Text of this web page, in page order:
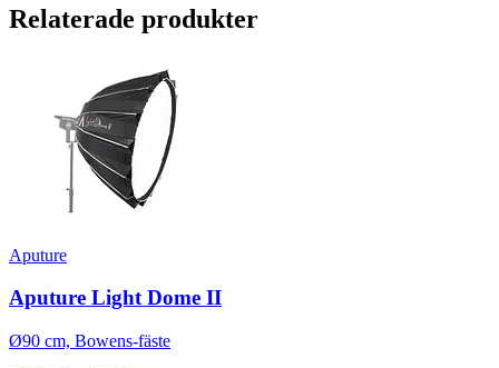
Relaterade produkter
Aputure
Aputure Light Dome II
Ø90 cm, Bowens-fäste